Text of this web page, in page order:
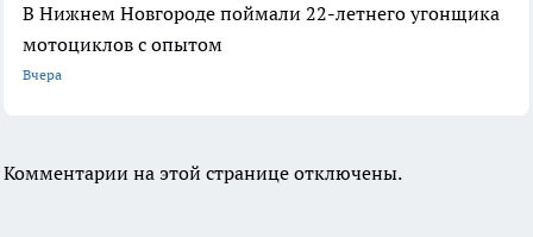
В Нижнем Новгороде поймали 22-летнего угонщика
мотоциклов с опытом
Вчера
Комментарии на этой странице отключены.